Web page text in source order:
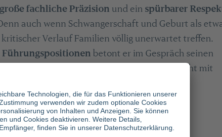
große fachliche Präzision und ein spürbarer
auch wenn Schwangerschaft und Geburt als
Verlauf Familien völlig unerwartet treffen.
Führungspositionen betont er im Gespräch seinen
zu arbeiten und Hierarchie nicht mit